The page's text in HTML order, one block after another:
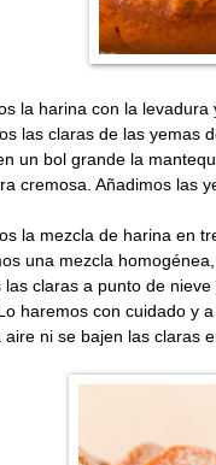
la harina con la levadura
las claras de las yemas
un bol grande la
cremosa. Añadimos las
la mezcla de harina en
una mezcla
las claras a punto de
haremos con cuidado y
aire ni se bajen las claras